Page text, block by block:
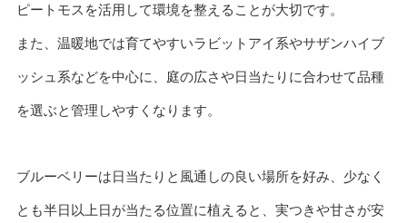
ピートモスを活用して環境を整えることが大切です。
また、温暖地では育てやすいラビットアイ系やサザンハイブ
ッシュ系などを中心に、庭の広さや日当たりに合わせて品種
を選ぶと管理しやすくなります。
ブルーベリーは日当たりと風通しの良い場所を好み、少なく
とも半日以上日が当たる位置に植えると、実つきや甘さが安